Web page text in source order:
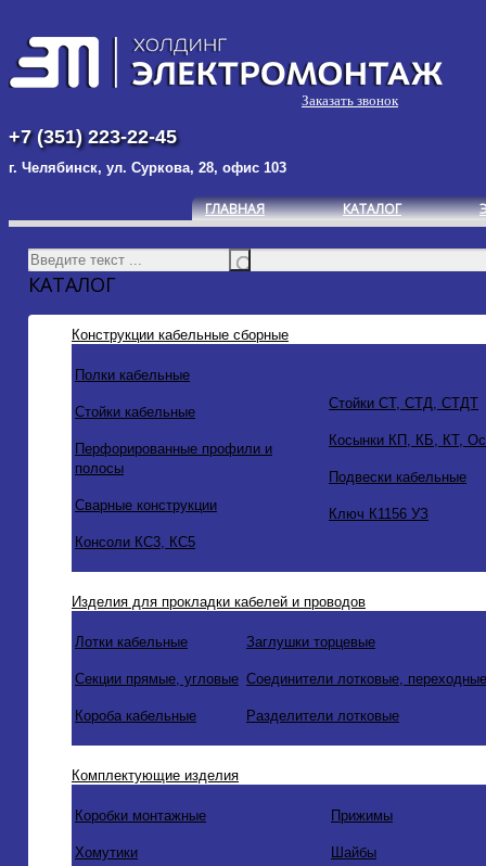
+7 (351) 223-22-45
г. Челябинск, ул. Суркова, 28, офис 103
Заказать звонок
ГЛАВНАЯ КАТАЛОГ
КАТАЛОГ
Конструкции кабельные сборные
Полки кабельные
Стойки кабельные
Перфорированные профили и
полосы
Сварные конструкции
Консоли КС3, КС5
Стойки СТ, СТД, СТДТ
Косынки КП, КБ, КТ,
Подвески кабельные
Ключ К1156 УЗ
Изделия для прокладки кабелей и проводов
Лотки кабельные
Секции прямые, угловые
Короба кабельные
Заглушки торцевые
Соединители лотковые,
Разделители лотковые
Комплектующие изделия
Коробки монтажные
Хомутики
Прижимы
Шайбы